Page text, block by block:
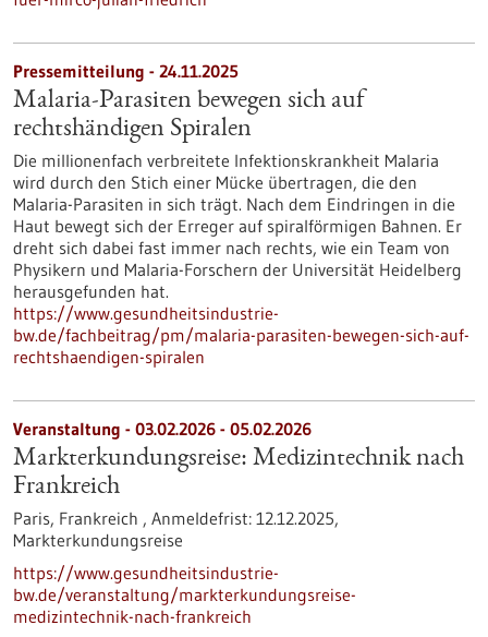
Pressemitteilung - 24.11.2025
Malaria-Parasiten bewegen sich auf
rechtshändigen Spiralen
Die millionenfach verbreitete Infektionskrankheit Malaria
wird durch den Stich einer Mücke übertragen, die den
Malaria-Parasiten in sich trägt. Nach dem Eindringen in die
Haut bewegt sich der Erreger auf spiralförmigen Bahnen. Er
dreht sich dabei fast immer nach rechts, wie ein Team von
Physikern und Malaria-Forschern der Universität Heidelberg
herausgefunden hat.
https://www.gesundheitsindustrie-
bw.de/fachbeitrag/pm/malaria-parasiten-bewegen-sich-auf-
rechtshaendigen-spiralen
Veranstaltung - 03.02.2026 - 05.02.2026
Markterkundungsreise: Medizintechnik nach
Frankreich
Paris, Frankreich , Anmeldefrist: 12.12.2025,
Markterkundungsreise
https://www.gesundheitsindustrie-
bw.de/veranstaltung/markterkundungsreise-
medizintechnik-nach-frankreich